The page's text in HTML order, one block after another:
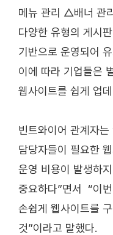
메뉴 관리 △배너
다양한 유형의 게시
기반으로 운영되어
이에 따라 기업들은
웹사이트를 쉽게 업
빈트와이어 관계자
담당자들이 필요한
운영 비용이 발생하
중요하다”면서 “이
손쉽게 웹사이트를
것”이라고 말했다.